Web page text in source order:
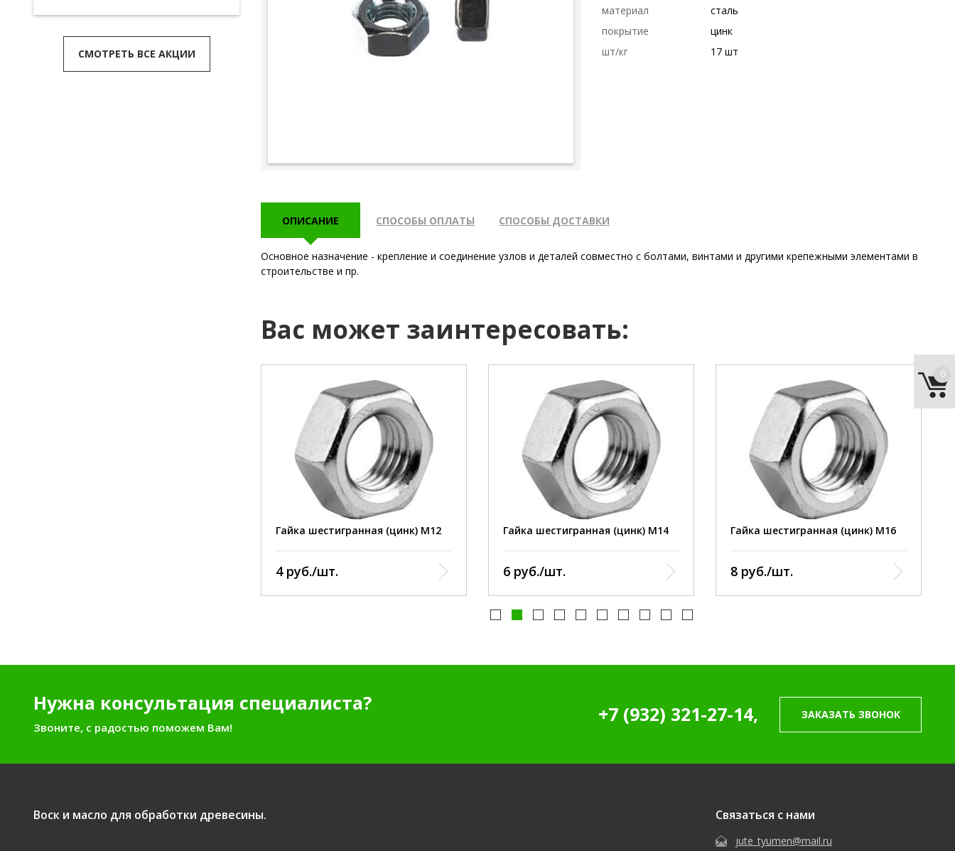
СМОТРЕТЬ ВСЕ АКЦИИ
материал
сталь
покрытие
цинк
шт/кг
17 шт
ОПИСАНИЕ СПОСОБЫ ОПЛАТЫ СПОСОБЫ ДОСТАВКИ
Основное назначение - крепление и соединение узлов и деталей совместно с болтами, винтами и другими крепежными элементами в
строительстве и пр.
Вас может заинтересовать:
Гайка шестигранная (цинк) М12
диаметр:
12 мм
материал:
сталь
покрытие:
4 руб./шт.
Гайка шестигранная (цинк) М14
диаметр:
14 мм
материал:
сталь
покрытие:
6 руб./шт.
Гайка шестигранная (цинк) М16
диаметр:
16 мм
материал:
сталь
покрытие:
8 руб./шт.
Нужна консультация специалиста?
Звоните, с радостью поможем Вам!
+7 (932) 321-27-14, ЗАКАЗАТЬ ЗВОНОК
Воск и масло для обработки древесины. Связаться с нами
jute_tyumen@mail.ru
0